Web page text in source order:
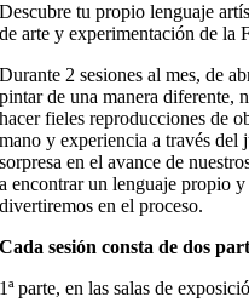
Descubre tu propio lenguaje
de arte y experimentación de la
Durante 2 sesiones al mes, de
pintar de una manera diferente,
hacer fieles reproducciones de
mano y experiencia a través
sorpresa en el avance de
a encontrar un lenguaje propio
divertiremos en el proceso.
Cada sesión consta de dos
1ª parte, en las salas de